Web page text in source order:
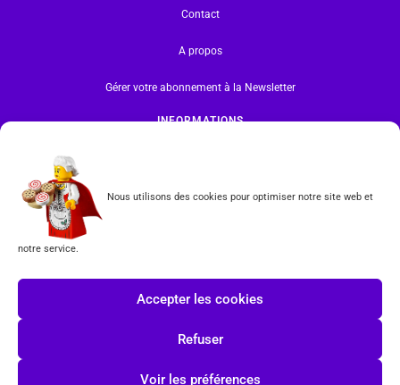
Nous utilisons des cookies pour optimiser notre site web et
notre service.
Accepter les cookies
Refuser
Voir les préférences
Contact
A propos
Gérer votre abonnement à la Newsletter
INFORMATIONS
CGV
Tous les produits vendus sur ce site sont fabriqués par LEGO exclusivement. LEGO® est une
marque déposée par The LEGO Group. Les propriétaires des marques respectives citées sur le site
en restent les propriétaires. Tous droits réservés.
INSCRIPTION À LA NEWSLETTER